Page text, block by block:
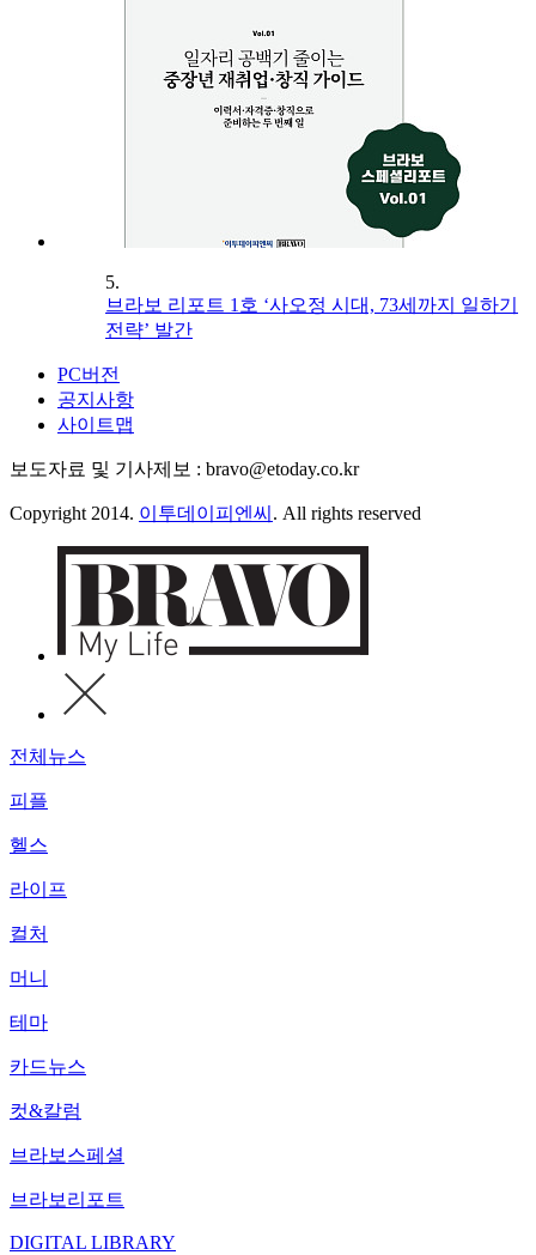
5.
브라보 리포트 1호 ‘사오정 시대, 73세까지 일하기
전략’ 발간
PC버전
공지사항
사이트맵
보도자료 및 기사제보 : bravo@etoday.co.kr
Copyright 2014. 이투데이피엔씨 . All rights reserved
전체뉴스
피플
헬스
라이프
컬처
머니
테마
카드뉴스
컷&칼럼
브라보스페셜
브라보리포트
DIGITAL LIBRARY